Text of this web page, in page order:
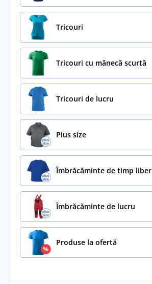
Tricouri
Tricouri cu mânecă scurtă
Tricouri de lucru
Plus size
Îmbrăcăminte de timp liber
Îmbrăcăminte de lucru
Produse la ofertă